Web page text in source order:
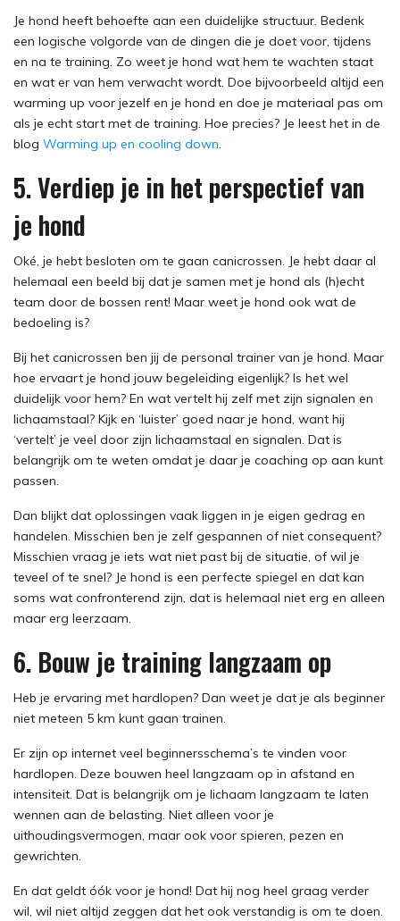
Je hond heeft behoefte aan een duidelijke structuur. Bedenk
een logische volgorde van de dingen die je doet voor, tijdens
en na te training. Zo weet je hond wat hem te wachten staat
en wat er van hem verwacht wordt. Doe bijvoorbeeld altijd een
warming up voor jezelf en je hond en doe je materiaal pas om
als je echt start met de training. Hoe precies? Je leest het in de
blog Warming up en cooling down.
5. Verdiep je in het perspectief van
je hond
Oké, je hebt besloten om te gaan canicrossen. Je hebt daar al
helemaal een beeld bij dat je samen met je hond als (h)echt
team door de bossen rent! Maar weet je hond ook wat de
bedoeling is?
Bij het canicrossen ben jij de personal trainer van je hond. Maar
hoe ervaart je hond jouw begeleiding eigenlijk? Is het wel
duidelijk voor hem? En wat vertelt hij zelf met zijn signalen en
lichaamstaal? Kijk en ‘luister’ goed naar je hond, want hij
‘vertelt’ je veel door zijn lichaamstaal en signalen. Dat is
belangrijk om te weten omdat je daar je coaching op aan kunt
passen.
Dan blijkt dat oplossingen vaak liggen in je eigen gedrag en
handelen. Misschien ben je zelf gespannen of niet consequent?
Misschien vraag je iets wat niet past bij de situatie, of wil je
teveel of te snel? Je hond is een perfecte spiegel en dat kan
soms wat confronterend zijn, dat is helemaal niet erg en alleen
maar erg leerzaam.
6. Bouw je training langzaam op
Heb je ervaring met hardlopen? Dan weet je dat je als beginner
niet meteen 5 km kunt gaan trainen.
Er zijn op internet veel beginnersschema’s te vinden voor
hardlopen. Deze bouwen heel langzaam op in afstand en
intensiteit. Dat is belangrijk om je lichaam langzaam te laten
wennen aan de belasting. Niet alleen voor je
uithoudingsvermogen, maar ook voor spieren, pezen en
gewrichten.
En dat geldt óók voor je hond! Dat hij nog heel graag verder
wil, wil niet altijd zeggen dat het ook verstandig is om te doen.